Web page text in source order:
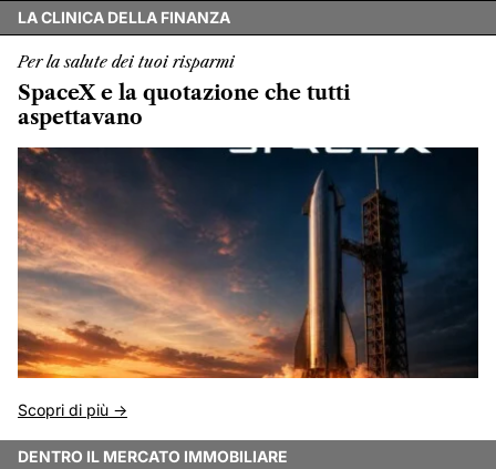
LA CLINICA DELLA FINANZA
Per la salute dei tuoi risparmi
SpaceX e la quotazione che tutti
aspettavano
Scopri di più ->
DENTRO IL MERCATO IMMOBILIARE